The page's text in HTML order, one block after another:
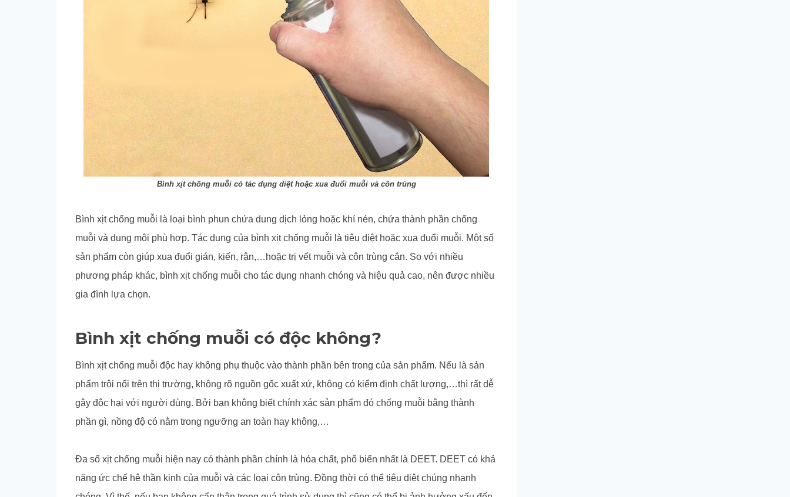
Bình xịt chống muỗi có tác dụng diệt hoặc xua đuổi muỗi và côn trùng
Bình xịt chống muỗi là loại bình phun chứa dung dịch lỏng hoặc khí nén, chứa thành phần chống
muỗi và dung môi phù hợp. Tác dụng của bình xịt chống muỗi là tiêu diệt hoặc xua đuổi muỗi. Một số
sản phẩm còn giúp xua đuổi gián, kiến, rận,…hoặc trị vết muỗi và côn trùng cắn. So với nhiều
phương pháp khác, bình xịt chống muỗi cho tác dụng nhanh chóng và hiệu quả cao, nên được nhiều
gia đình lựa chọn.
Bình xịt chống muỗi có độc không?
Bình xịt chống muỗi độc hay không phụ thuộc vào thành phần bên trong của sản phẩm. Nếu là sản
phẩm trôi nổi trên thị trường, không rõ nguồn gốc xuất xứ, không có kiểm định chất lượng,…thì rất dễ
gây độc hại với người dùng. Bởi bạn không biết chính xác sản phẩm đó chống muỗi bằng thành
phần gì, nồng độ có nằm trong ngưỡng an toàn hay không,…
Đa số xịt chống muỗi hiện nay có thành phần chính là hóa chất, phổ biến nhất là DEET. DEET có khả
năng ức chế hệ thần kinh của muỗi và các loại côn trùng. Đồng thời có thể tiêu diệt chúng nhanh